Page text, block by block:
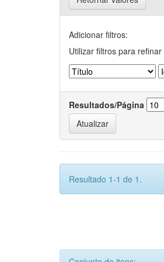
Adicionar filtros:
Utilizar filtros para
Resultados/Página
Resultado 1-1 de 1.